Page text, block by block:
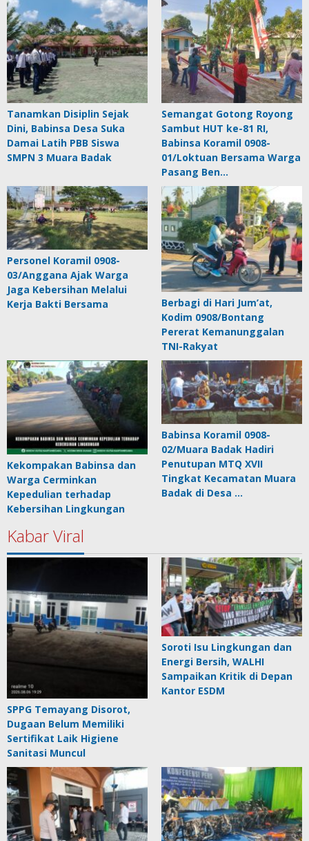
Tanamkan Disiplin Sejak
Dini, Babinsa Desa Suka
Damai Latih PBB Siswa
SMPN 3 Muara Badak
Semangat Gotong Royong
Sambut HUT ke-81 RI,
Babinsa Koramil 0908-
01/Loktuan Bersama Warga
Pasang Ben…
Personel Koramil 0908-
03/Anggana Ajak Warga
Jaga Kebersihan Melalui
Kerja Bakti Bersama
Berbagi di Hari Jum’at,
Kodim 0908/Bontang
Pererat Kemanunggalan
TNI-Rakyat
Kekompakan Babinsa dan
Warga Cerminkan
Kepedulian terhadap
Kebersihan Lingkungan
Babinsa Koramil 0908-
02/Muara Badak Hadiri
Penutupan MTQ XVII
Tingkat Kecamatan Muara
Badak di Desa …
Kabar Viral
SPPG Temayang Disorot,
Dugaan Belum Memiliki
Sertifikat Laik Higiene
Sanitasi Muncul
Soroti Isu Lingkungan dan
Energi Bersih, WALHI
Sampaikan Kritik di Depan
Kantor ESDM